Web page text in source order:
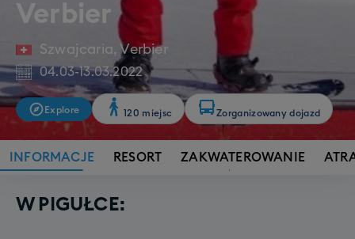
Verbier
Szwajcaria, Verbier
04.03-13.03.2022
Explore 120 miejsc Zorganizowany dojazd
INFORMACJE RESORT ZAKWATEROWANIE
W PIGUŁCE: